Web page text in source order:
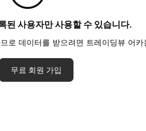
된 사용자만 사용할 수 있습니다.
로 데이터를 받으려면 트레이딩뷰 어
무료 회원 가입